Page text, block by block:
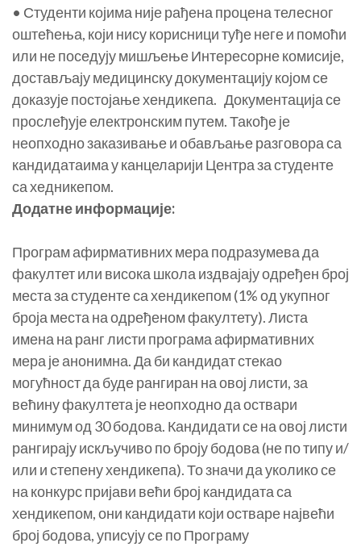
• Студенти којима није рађена процена телесног
оштећења, који нису корисници туђе неге и помоћи
или не поседују мишљење Интересорне комисије,
достављају медицинску документацију којом се
доказује постојање хендикепа. Документација се
прослеђује електронским путем. Такође је
неопходно заказивање и обављање разговора са
кандидатаима у канцеларији Центра за студенте
са хедникепом.
Додатне информације:
Програм афирмативних мера подразумева да
факултет или висока школа издвајају одређен број
места за студенте са хендикепом (1% од укупног
броја места на одређеном факултету). Листа
имена на ранг листи програма афирмативних
мера је анонимна. Да би кандидат стекао
могућност да буде рангиран на овој листи, за
већину факултета је неопходно да оствари
минимум од 30 бодова. Кандидати се на овој листи
рангирају искључиво по броју бодова (не по типу и/
или и степену хендикепа). То значи да уколико се
на конкурс пријави већи број кандидата са
хендикепом, они кандидати који остваре највећи
број бодова, уписују се по Програму